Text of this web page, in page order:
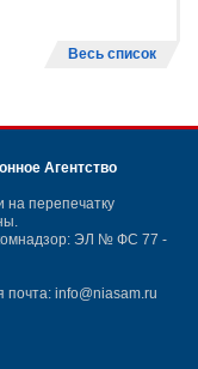
Весь список
Агентство
перепечатку
ЭЛ № ФС 77 -
почта: info@niasam.ru